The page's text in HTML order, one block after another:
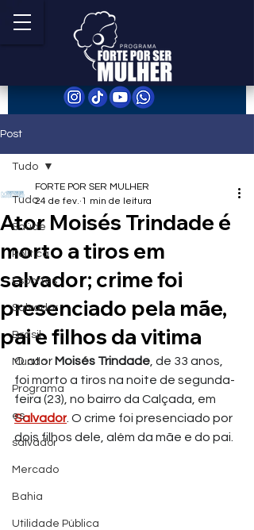
Post
Tudo
Saúde
Política
Esportes
Salvador
Brasil
Mundo
Programa
es
salvador
Mercado
Bahia
Utilidade Pública
Tudo
Ator Moisés Trindade é
morto a tiros em
salvador; crime foi
presenciado pela mãe,
pai e filhos da vitima
FORTE POR SER MULHER
24 de fev. 1 min de leitura
O ator Moisés Trindade , de 33 anos,
foi morto a tiros na noite de segunda-
feira (23), no bairro da Calçada, em
Salvador . O crime foi presenciado por
dois filhos dele, além da mãe e do pai.